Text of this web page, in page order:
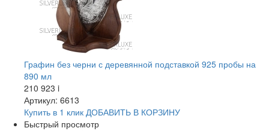
Графин без черни с деревянной подставкой 925 пробы на
890 мл
210 923 i
Артикул: 6613
Купить в 1 клик ДОБАВИТЬ В КОРЗИНУ
Быстрый просмотр